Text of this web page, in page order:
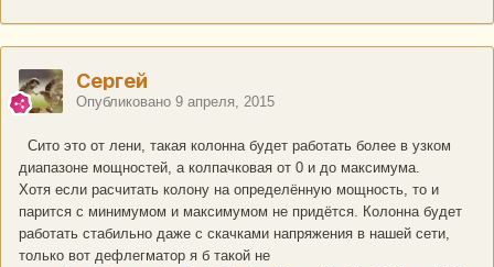
Сергей
Опубликовано 9 апреля, 2015
Сито это от лени, такая колонна будет работать более в узком
диапазоне мощностей, а колпачковая от 0 и до максимума.
Хотя если расчитать колону на определённую мощность, то и
парится с минимумом и максимумом не придётся. Колонна будет
работать стабильно даже с скачками напряжения в нашей сети,
только вот дефлегматор я б такой не